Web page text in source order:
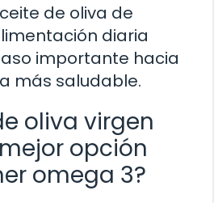
de oliva de
diaria
importante hacia
más saludable.
oliva virgen
opción
omega 3?